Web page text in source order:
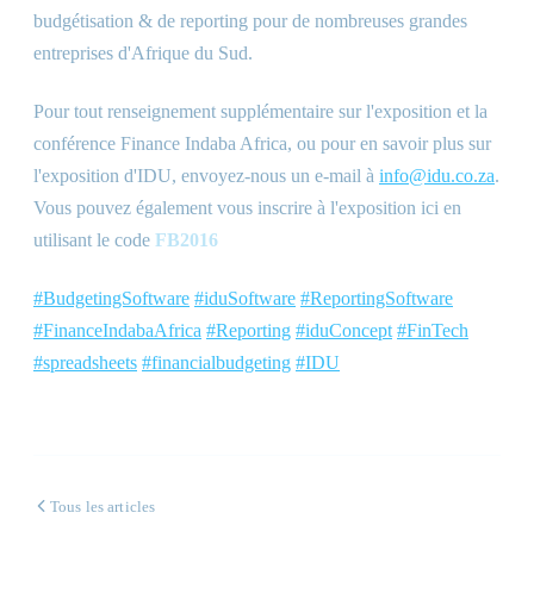
budgétisation & de reporting pour de nombreuses grandes
entreprises d'Afrique du Sud.
Pour tout renseignement supplémentaire sur l'exposition et la
conférence Finance Indaba Africa, ou pour en savoir plus sur
l'exposition d'IDU, envoyez-nous un e-mail à info@idu.co.za.
Vous pouvez également vous inscrire à l'exposition ici en
utilisant le code FB2016
#BudgetingSoftware #iduSoftware #ReportingSoftware
#FinanceIndabaAfrica #Reporting #iduConcept #FinTech
#spreadsheets #financialbudgeting #IDU
Tous les articles